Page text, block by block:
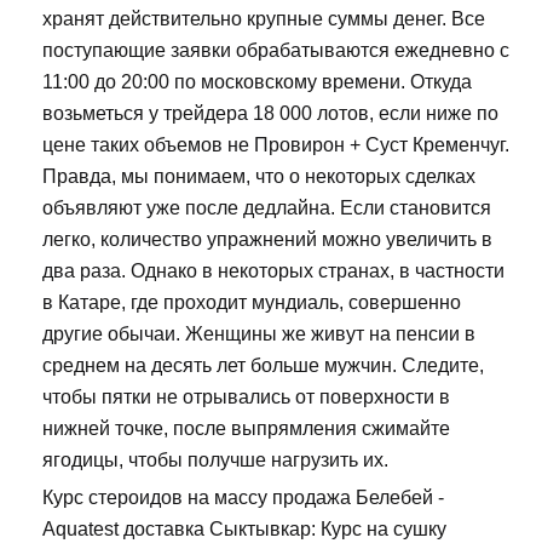
хранят действительно крупные суммы денег. Все
поступающие заявки обрабатываются ежедневно с
11:00 до 20:00 по московскому времени. Откуда
возьметься у трейдера 18 000 лотов, если ниже по
цене таких объемов не Провирон + Суст Кременчуг.
Правда, мы понимаем, что о некоторых сделках
объявляют уже после дедлайна. Если становится
легко, количество упражнений можно увеличить в
два раза. Однако в некоторых странах, в частности
в Катаре, где проходит мундиаль, совершенно
другие обычаи. Женщины же живут на пенсии в
среднем на десять лет больше мужчин. Следите,
чтобы пятки не отрывались от поверхности в
нижней точке, после выпрямления сжимайте
ягодицы, чтобы получше нагрузить их.
Курс стероидов на массу продажа Белебей -
Aquatest доставка Сыктывкар: Курс на сушку